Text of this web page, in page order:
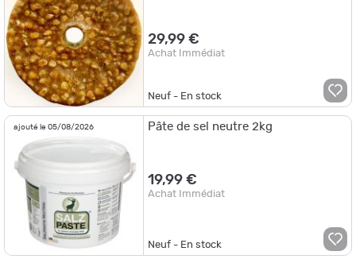
29,99 €
Achat Immédiat
Neuf - En stock
ajouté le 05/08/2026 Pâte de sel neutre 2kg
19,99 €
Achat Immédiat
Neuf - En stock